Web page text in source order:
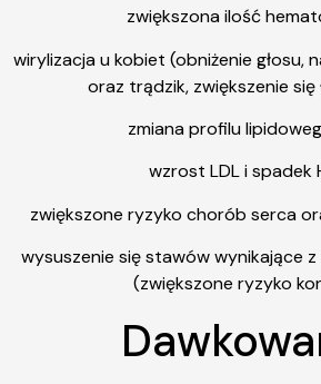
zwiększona ilość
wirylizacja u kobiet (obniżenie głosu,
oraz trądzik, zwiększenie się
zmiana profilu
wzrost LDL i spadek
zwiększone ryzyko chorób serca
wysuszenie się stawów wynikające
(zwiększone ryzyko